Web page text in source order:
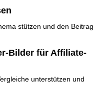
stützen und den Beitrag
Bilder für Affiliate-
unterstützen und